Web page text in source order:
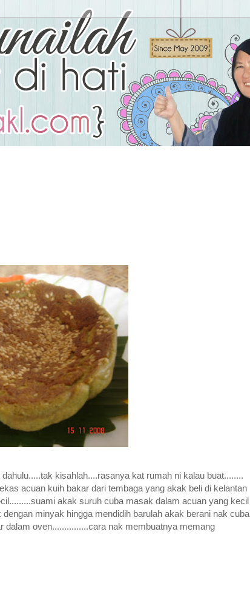
kisahlah....rasanya kat rumah ni kalau buat........
acuan kuih bakar dari tembaga yang akak beli di kelantan
akak suruh cuba masak dalam acuan yang kecil
minyak hingga mendidih barulah akak berani nak cuba
dalam oven...............cara nak membuatnya memang